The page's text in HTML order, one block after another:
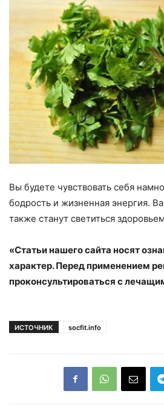
Вы будете чувствовать себя
бодрость и жизненная энергия.
также станут светиться
«Статьи нашего сайта носят
характер. Перед применением
проконсультироваться с
ИСТОЧНИК socfit.info